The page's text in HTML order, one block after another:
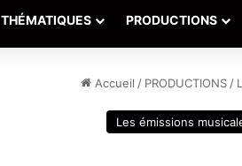
THÉMATIQUES PRODUCTIONS
Accueil / PRODUCTIONS /
Les émissions